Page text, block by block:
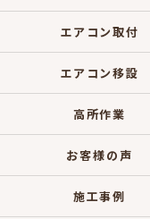
エアコン取付
エアコン移設
高所作業
お客様の声
施工事例